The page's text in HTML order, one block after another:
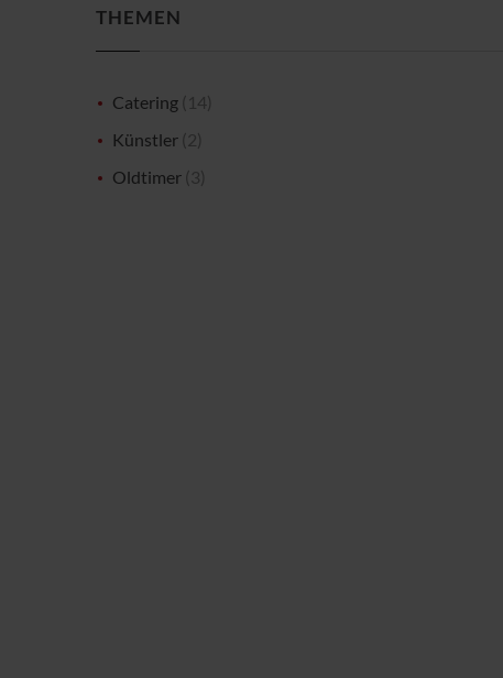
THEMEN
Catering (14)
Künstler (2)
Oldtimer (3)